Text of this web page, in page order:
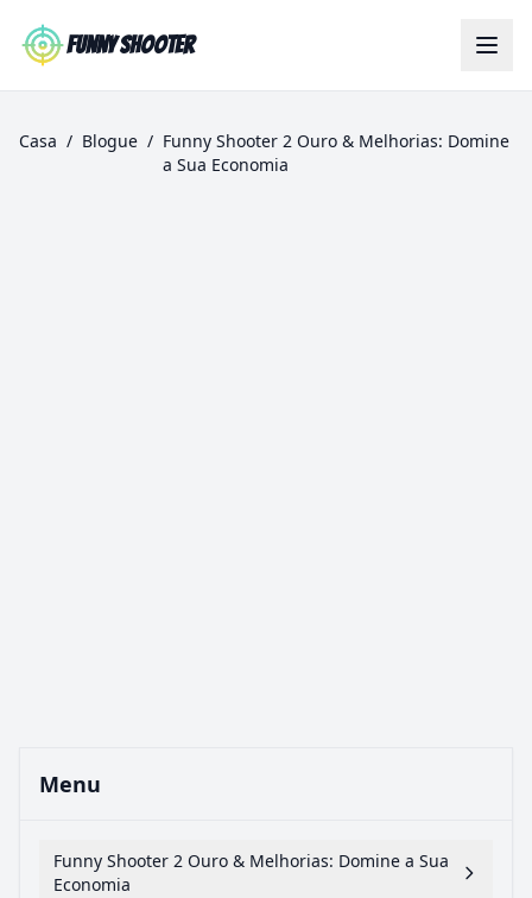
Funny Shooter
Casa / Blogue / Funny Shooter 2 Ouro & Melhorias: Domine
a Sua Economia
Menu
Funny Shooter 2 Ouro & Melhorias: Domine a Sua
Economia